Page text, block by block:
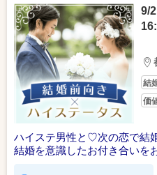
9/
結
価
ハイステ男性と♡次の恋で結
結婚を意識したお付き合いを